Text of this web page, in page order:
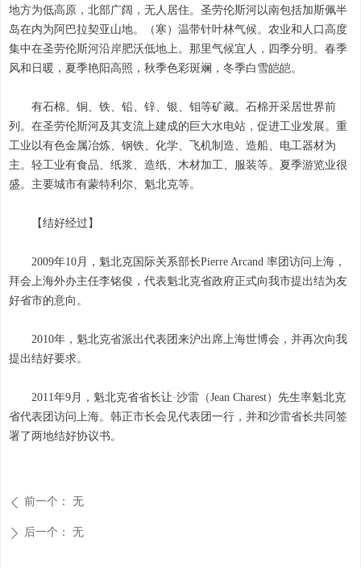
地方为低高原，北部广阔，无人居住。圣劳伦斯河以南包括加斯佩半
岛在内为阿巴拉契亚山地。（寒）温带针叶林气候。农业和人口高度
集中在圣劳伦斯河沿岸肥沃低地上。那里气候宜人，四季分明。春季
风和日暖，夏季艳阳高照，秋季色彩斑斓，冬季白雪皑皑。
有石棉、铜、铁、铅、锌、银、钼等矿藏。石棉开采居世界前
列。在圣劳伦斯河及其支流上建成的巨大水电站，促进工业发展。重
工业以有色金属冶炼、钢铁、化学、飞机制造、造船、电工器材为
主。轻工业有食品、纸浆、造纸、木材加工、服装等。夏季游览业很
盛。主要城市有蒙特利尔、魁北克等。
【结好经过】
2009年10月，魁北克国际关系部长Pierre Arcand 率团访问上海，
拜会上海外办主任李铭俊，代表魁北克省政府正式向我市提出结为友
好省市的意向。
2010年，魁北克省派出代表团来沪出席上海世博会，并再次向我
提出结好要求。
2011年9月，魁北克省省长让·沙雷（Jean Charest）先生率魁北克
省代表团访问上海。韩正市长会见代表团一行，并和沙雷省长共同签
署了两地结好协议书。
ꄴ 前一个： 无
ꄲ 后一个： 无